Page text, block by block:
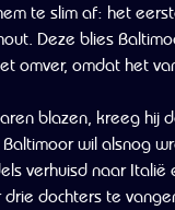
te slim af: het
Deze blies
omver, omdat het
blazen, kreeg hij
wil alsnog
verhuisd naar
dochters te